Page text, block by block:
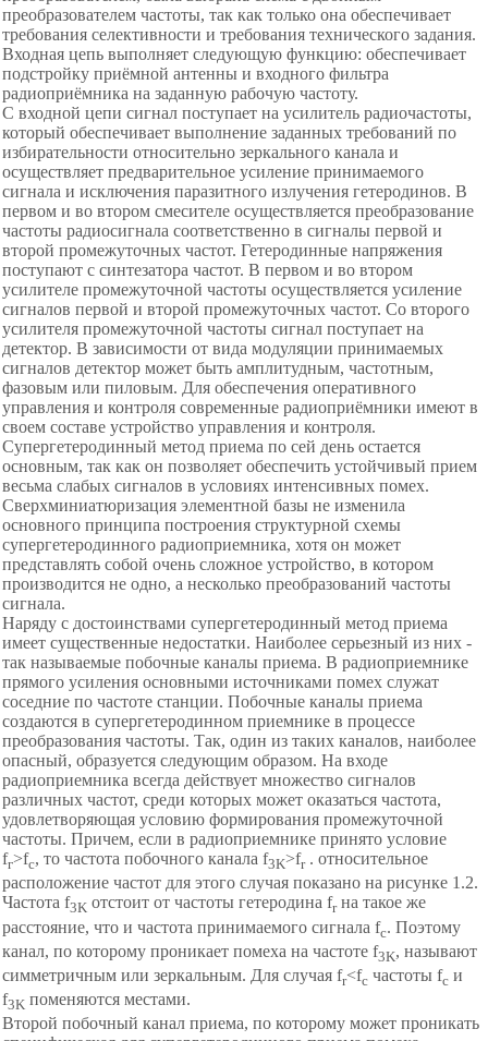
преобразователем частоты, так как только она обеспечивает
требования селективности и требования технического задания.
Входная цепь выполняет следующую функцию: обеспечивает
подстройку приёмной антенны и входного фильтра
радиоприёмника на заданную рабочую частоту.
С входной цепи сигнал поступает на усилитель радиочастоты,
который обеспечивает выполнение заданных требований по
избирательности относительно зеркального канала и
осуществляет предварительное усиление принимаемого
сигнала и исключения паразитного излучения гетеродинов. В
первом и во втором смесителе осуществляется преобразование
частоты радиосигнала соответственно в сигналы первой и
второй промежуточных частот. Гетеродинные напряжения
поступают с синтезатора частот. В первом и во втором
усилителе промежуточной частоты осуществляется усиление
сигналов первой и второй промежуточных частот. Со второго
усилителя промежуточной частоты сигнал поступает на
детектор. В зависимости от вида модуляции принимаемых
сигналов детектор может быть амплитудным, частотным,
фазовым или пиловым. Для обеспечения оперативного
управления и контроля современные радиоприёмники имеют в
своем составе устройство управления и контроля.
Супергетеродинный метод приема по сей день остается
основным, так как он позволяет обеспечить устойчивый прием
весьма слабых сигналов в условиях интенсивных помех.
Сверхминиатюризация элементной базы не изменила
основного принципа построения структурной схемы
супергетеродинного радиоприемника, хотя он может
представлять собой очень сложное устройство, в котором
производится не одно, а несколько преобразований частоты
сигнала.
Наряду с достоинствами супергетеродинный метод приема
имеет существенные недостатки. Наиболее серьезный из них -
так называемые побочные каналы приема. В радиоприемнике
прямого усиления основными источниками помех служат
соседние по частоте станции. Побочные каналы приема
создаются в супергетеродинном приемнике в процессе
преобразования частоты. Так, один из таких каналов, наиболее
опасный, образуется следующим образом. На входе
радиоприемника всегда действует множество сигналов
различных частот, среди которых может оказаться частота,
удовлетворяющая условию формирования промежуточной
частоты. Причем, если в радиоприемнике принято условие
fг>fc, то частота побочного канала f3K>fr. относительное
расположение частот для этого случая показано на рисунке 1.2.
Частота f3K отстоит от частоты гетеродина frна такое же
расстояние, что и частота принимаемого сигнала fс. Поэтому
канал, по которому проникает помеха на частоте f3K, называют
симметричным или зеркальным. Для случая fr<fc частоты fc и
f3K поменяются местами.
Второй побочный канал приема, по которому может проникать